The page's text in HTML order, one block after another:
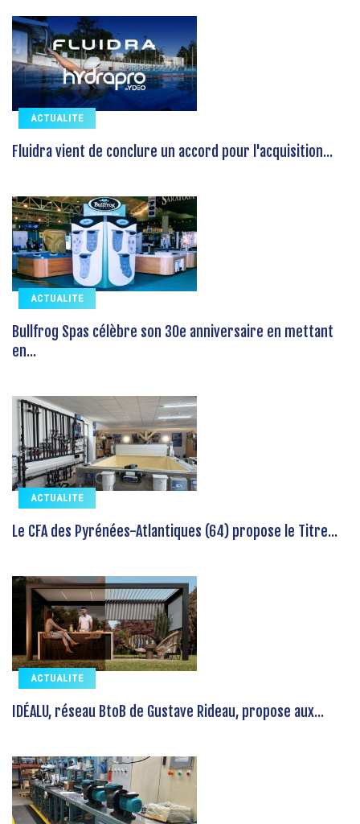
ACTUALITE
Fluidra vient de conclure un accord pour l'acquisition...
ACTUALITE
Bullfrog Spas célèbre son 30e anniversaire en mettant
en...
ACTUALITE
Le CFA des Pyrénées-Atlantiques (64) propose le Titre...
ACTUALITE
IDÉALU, réseau BtoB de Gustave Rideau, propose aux...